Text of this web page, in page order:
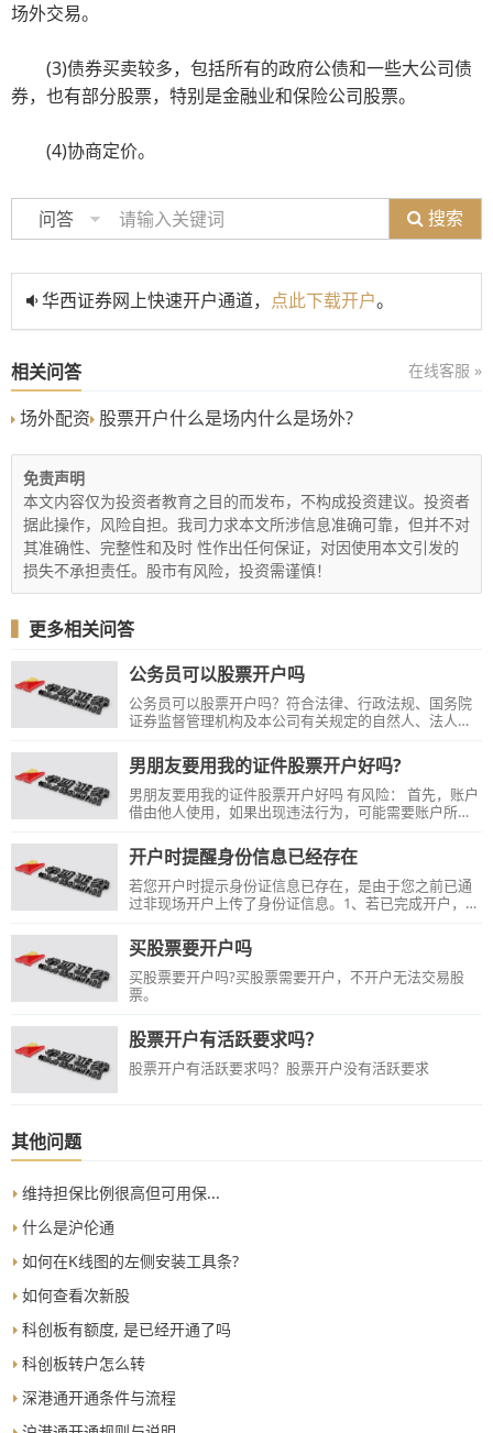
场外交易。
(3)债券买卖较多，包括所有的政府公债和一些大公司债
券，也有部分股票，特别是金融业和保险公司股票。
(4)协商定价。
问答 搜索
华西证券网上快速开户通道， 点此下载开户。
相关问答 在线客服 »
场外配资 股票开户什么是场内什么是场外?
免责声明
本文内容仅为投资者教育之目的而发布，不构成投资建议。投资者
据此操作，风险自担。我司力求本文所涉信息准确可靠，但并不对
其准确性、完整性和及时 性作出任何保证，对因使用本文引发的
损失不承担责任。股市有风险，投资需谨慎！
更多相关问答
公务员可以股票开户吗
公务员可以股票开户吗？符合法律、行政法规、国务院
证券监督管理机构及本公司有关规定的自然人、法人、
体请咨询证券公司。
男朋友要用我的证件股票开户好吗?
男朋友要用我的证件股票开户好吗 有风险： 首先，账户
借由他人使用，如果出现违法行为，可能需要账户所有
用他人账户。
开户时提醒身份信息已经存在
若您开户时提示身份证信息已存在，是由于您之前已通
过非现场开户上传了身份证信息。1、若已完成开户，可
的手机号码登录开户系统继续完成开户。若之前开户时
使用的手机号码已无法使用，请转人工客服进行咨询。
买股票要开户吗
买股票要开户吗?买股票需要开户，不开户无法交易股
票。
股票开户有活跃要求吗？
股票开户有活跃要求吗？股票开户没有活跃要求
其他问题
维持担保比例很高但可用保...
什么是沪伦通
如何在K线图的左侧安装工具条?
如何查看次新股
科创板有额度, 是已经开通了吗
科创板转户怎么转
深港通开通条件与流程